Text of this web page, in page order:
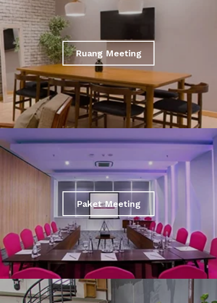
Ruang Meeting
Paket Meeting